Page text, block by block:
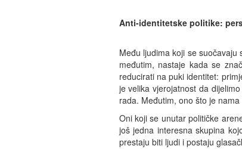
Anti-identitetske politike:
Među ljudima koji se
međutim, nastaje kada se
reducirati na puki identitet:
je velika vjerojatnost da
rada. Međutim, ono što je
Oni koji se unutar političke
još jedna interesna skupina
prestaju biti ljudi i postaju